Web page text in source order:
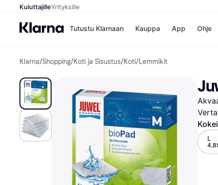
KuluttajilleYrityksille
Tutustu Klarnaan Kauppa
Gigantti
H&M
Peten
Wolt
App Ohje
Klarna/Shopping/Koti ja Sisustus/Koti/Lemmikit
L